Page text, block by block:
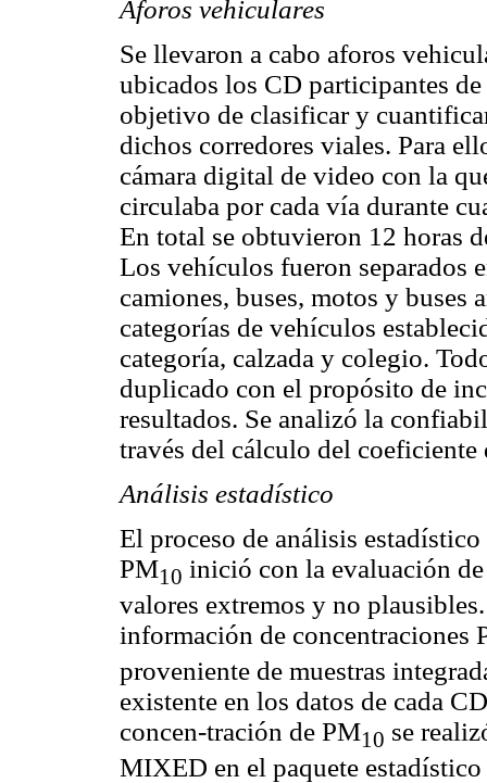
Aforos vehiculares
Se llevaron a cabo aforos
ubicados los CD participantes
objetivo de clasificar y
dichos corredores viales. Para
cámara digital de video con la
circulaba por cada vía durante
En total se obtuvieron 12 horas
Los vehículos fueron separados
camiones, buses, motos y buses
categorías de vehículos
categoría, calzada y colegio.
duplicado con el propósito de
resultados. Se analizó la
través del cálculo del
Análisis estadístico
El proceso de análisis
PM10 inició con la evaluación
valores extremos y no
información de concentraciones
proveniente de muestras
existente en los datos de cada
concen-tración de PM10 se
MIXED en el paquete